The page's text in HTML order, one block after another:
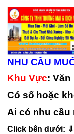
NHU CẦU
Khu Vực: Văn
Có sổ hoặc
Ai có nhu cầu
Click bên dưới: ⇓